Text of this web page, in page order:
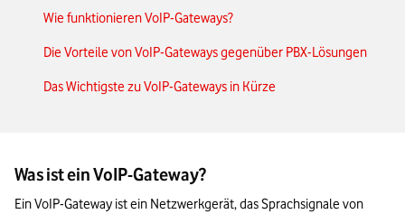
Wie funktionieren VoIP-Gateways?
Die Vorteile von VoIP-Gateways gegenüber PBX-Lösungen
Das Wichtigste zu VoIP-Gateways in Kürze
Was ist ein VoIP-Gateway?
Ein VoIP-Gateway ist ein Netzwerkgerät, das Sprachsignale von